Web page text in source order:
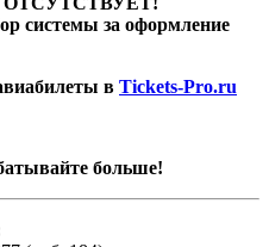
системы за оформление
в Tickets-Pro.ru
больше!